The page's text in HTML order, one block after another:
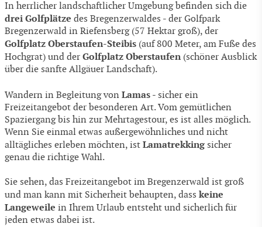
In herrlicher landschaftlicher Umgebung befinden sich die
drei Golfplätze des Bregenzerwaldes - der Golfpark
Bregenzerwald in Riefensberg (57 Hektar groß), der
Golfplatz Oberstaufen-Steibis (auf 800 Meter, am Fuße des
Hochgrat) und der Golfplatz Oberstaufen (schöner Ausblick
über die sanfte Allgäuer Landschaft).
Wandern in Begleitung von Lamas - sicher ein
Freizeitangebot der besonderen Art. Vom gemütlichen
Spaziergang bis hin zur Mehrtagestour, es ist alles möglich.
Wenn Sie einmal etwas außergewöhnliches und nicht
alltägliches erleben möchten, ist Lamatrekkingsicher
genau die richtige Wahl.
Sie sehen, das Freizeitangebot im Bregenzerwald ist groß
und man kann mit Sicherheit behaupten, dass keine
Langeweile in Ihrem Urlaub entsteht und sicherlich für
jeden etwas dabei ist.